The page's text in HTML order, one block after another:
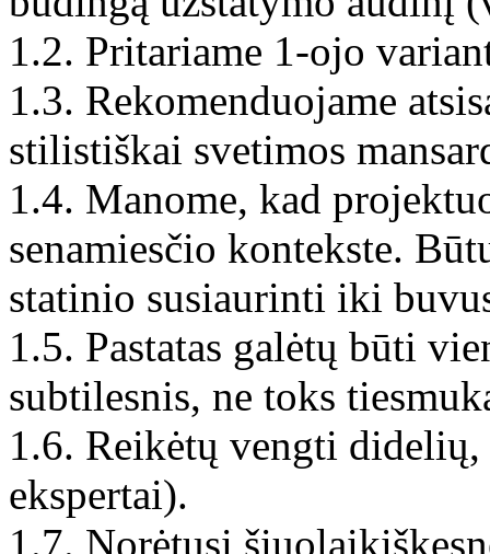
1.2. Pritariame 1-ojo
1.3. Rekomenduojame
stilistiškai svetimos
1.4. Manome, kad
senamiesčio kontekste.
statinio susiaurinti iki
1.5. Pastatas galėtų būti
subtilesnis, ne toks
1.6. Reikėtų vengti
ekspertai).
1.7. Norėtųsi